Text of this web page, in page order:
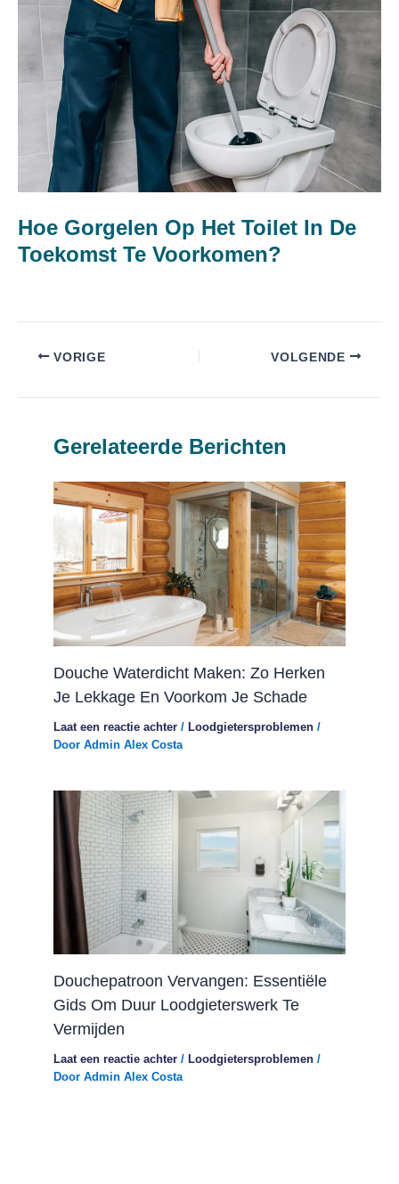
Hoe Gorgelen Op Het Toilet In De
Toekomst Te Voorkomen?
VORIGE VOLGENDE
Gerelateerde Berichten
Douche Waterdicht Maken: Zo Herken
Je Lekkage En Voorkom Je Schade
Laat een reactie achter / Loodgietersproblemen /
Door Admin Alex Costa
Douchepatroon Vervangen: Essentiële
Gids Om Duur Loodgieterswerk Te
Vermijden
Laat een reactie achter / Loodgietersproblemen /
Door Admin Alex Costa